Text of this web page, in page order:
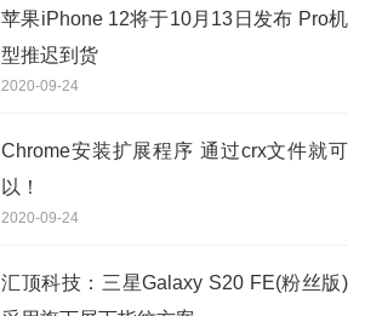
苹果iPhone 12将于10月13日发布 Pro机
型推迟到货
2020-09-24
Chrome安装扩展程序 通过crx文件就可
以！
2020-09-24
汇顶科技：三星Galaxy S20 FE(粉丝版)